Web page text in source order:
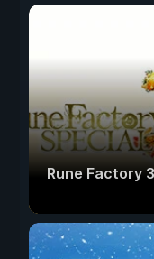
Rune Factory